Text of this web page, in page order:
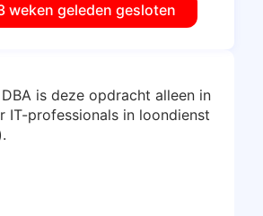
Inloggen
weken geleden gesloten
is deze opdracht alleen in
IT-professionals in loondienst